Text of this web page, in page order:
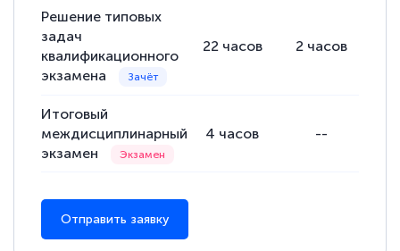
Решение типовых
задач
квалификационного
экзамена
22 часов 2 часов
Итоговый
междисциплинарный
экзамен
4 часов --
Отправить заявку